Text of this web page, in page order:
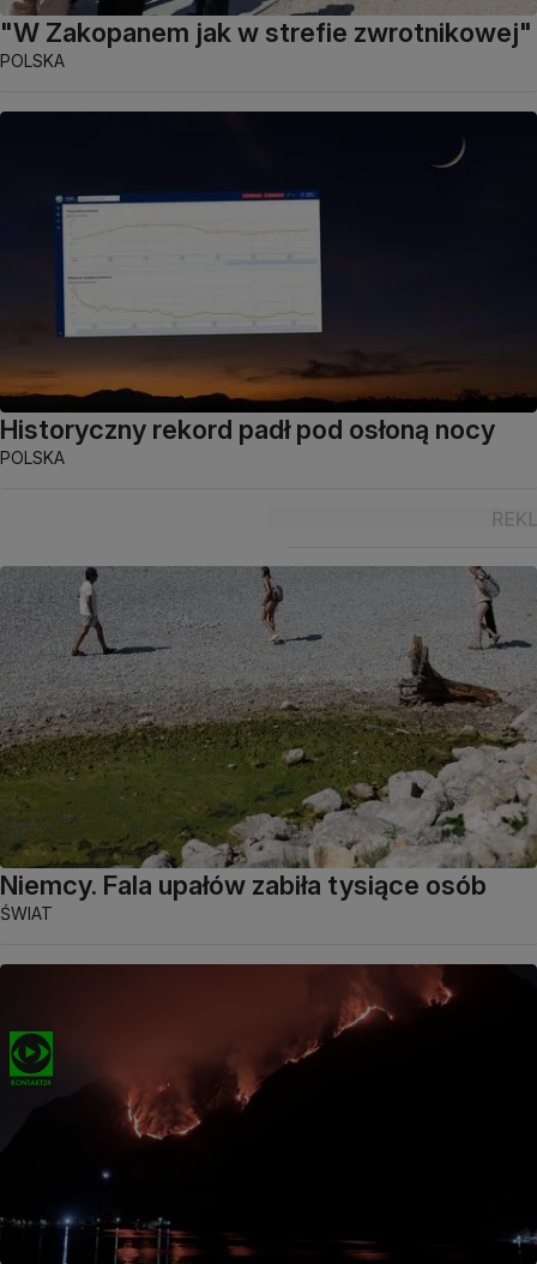
"W Zakopanem jak w strefie zwrotnikowej"
POLSKA
Historyczny rekord padł pod osłoną nocy
POLSKA
Niemcy. Fala upałów zabiła tysiące osób
ŚWIAT